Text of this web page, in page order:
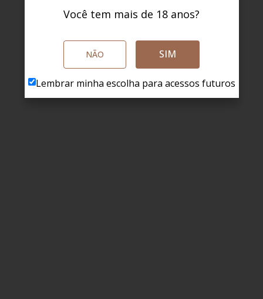
Você tem mais de 18 anos?
NÃO SIM
Lembrar minha escolha para acessos futuros